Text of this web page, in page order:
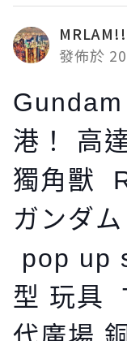
發佈於
港！ 高
獨角獸
ガンダ
pop up
型 玩具